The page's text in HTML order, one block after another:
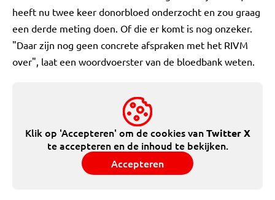
heeft nu twee keer donorbloed onderzocht en zou graag
een derde meting doen. Of die er komt is nog onzeker.
"Daar zijn nog geen concrete afspraken met het RIVM
over", laat een woordvoerster van de bloedbank weten.
Klik op 'Accepteren' om de cookies vanTwitter X
te accepteren en de inhoud te bekijken.
Accepteren